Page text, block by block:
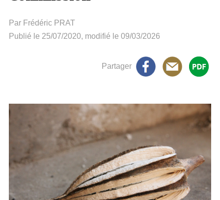
Par Frédéric PRAT
Publié le 25/07/2020, modifié le 09/03/2026
Partager